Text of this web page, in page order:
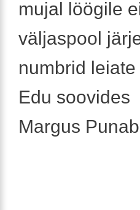
mujal löögile
väljaspool
numbrid
Edu soovides
Margus Punab